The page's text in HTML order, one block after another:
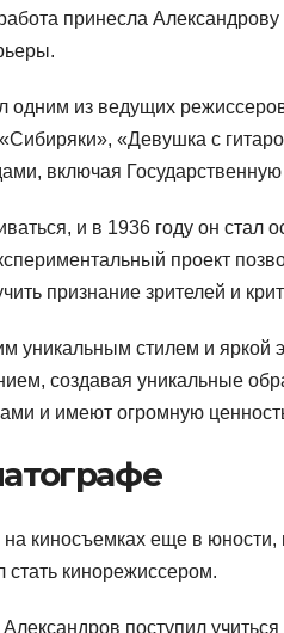
принесла Александрову
одним из ведущих
«Девушка с
включая
и в 1936 году он стал
проект
признание зрителей и
уникальным стилем и яркой
создавая уникальные
и имеют огромную
киносъемках еще в юности,
кинорежиссером.
поступил